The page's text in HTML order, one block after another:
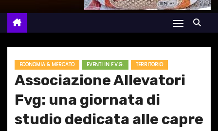
ECONOMIA & MERCATO EVENTI IN F.V.G. TERRITORIO
Associazione Allevatori
Fvg: una giornata di
studio dedicata alle capre